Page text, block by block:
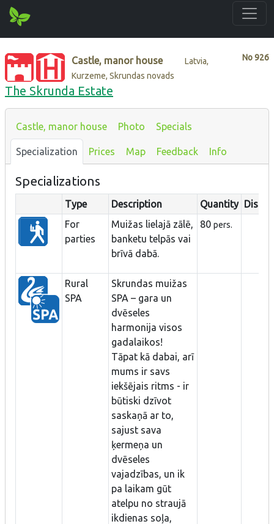
No926
Castle, manor house
Latvia,
Kurzeme, Skrundas novads
The Skrunda Estate
Castle, manor house Photo Specials
Specialization Prices Map Feedback Info
Specializations
Type Description Quantity
For
parties
Muižas lielajā zālē,
banketu telpās vai
brīvā dabā.
80 pers.
Rural
SPA
Skrundas muižas
SPA – gara un
dvēseles
harmonija visos
gadalaikos!
Tāpat kā dabai, arī
mums ir savs
iekšējais ritms - ir
būtiski dzīvot
saskaņā ar to,
sajust sava
ķermeņa un
dvēseles
vajadzības, un ik
pa laikam gūt
atelpu no straujā
ikdienas soļa,